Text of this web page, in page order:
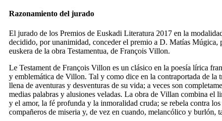
Razonamiento del jurado
El jurado de los Premios de Euskadi Literatura 2017 en la
decidido, por unanimidad, conceder el premio a D. Matías Múgica,
euskera de la obra Testamentua, de François Villon.
Le Testament de François Villon es un clásico en la poesía lírica
y emblemática de Villon. Tal y como dice en la contraportada de la
llena de aventuras y desventuras de su vida; a veces son
medias palabras y alusiones veladas. La obra de Villan combina
y el amor, la fé profunda y la inmoralidad cruda; se rebela contra
compañeros de miseria y, de vez en cuando, melancólico y burlón,